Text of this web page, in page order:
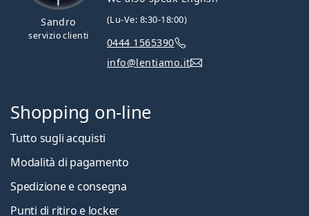
Sandro
servizio clienti
(Lu-Ve: 8:30-18:00)
0444 1565390
info@lentiamo.it
Shopping on-line
Tutto sugli acquisti
Modalità di pagamento
Spedizione e consegna
Punti di ritiro e locker